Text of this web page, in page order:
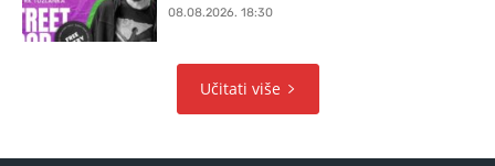
08.08.2026. 18:30
Učitati više